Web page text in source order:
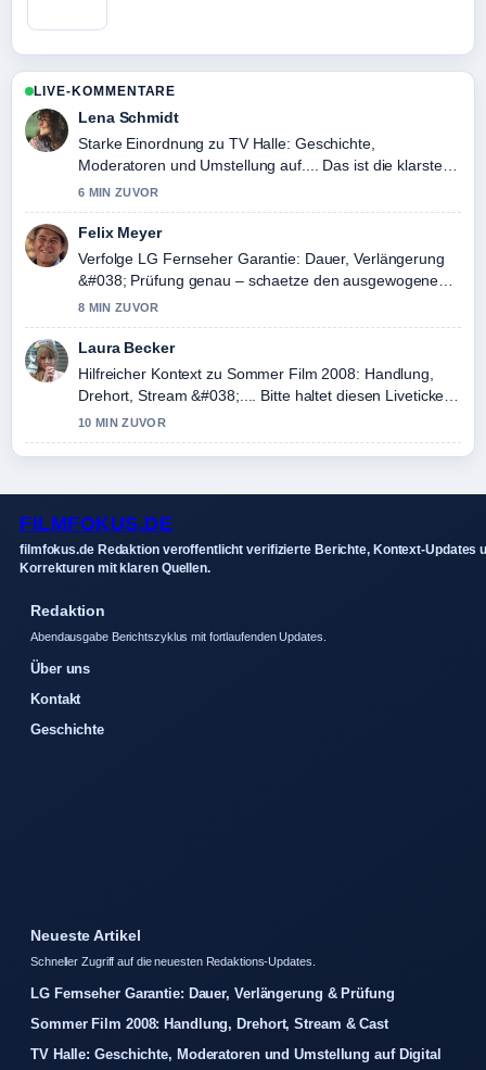
LIVE-KOMMENTARE
Lena Schmidt
Starke Einordnung zu TV Halle: Geschichte,
Moderatoren und Umstellung auf.... Das ist die klarste
Zusammenfassung, die ich heute gesehen habe.
6 MIN ZUVOR
Felix Meyer
Verfolge LG Fernseher Garantie: Dauer, Verlängerung
&#038; Prüfung genau – schaetze den ausgewogenen
Ton hier.
8 MIN ZUVOR
Laura Becker
Hilfreicher Kontext zu Sommer Film 2008: Handlung,
Drehort, Stream &#038;.... Bitte haltet diesen Liveticker
aktuell.
10 MIN ZUVOR
FILMFOKUS.DE
filmfokus.de Redaktion veroffentlicht verifizierte Berichte, Kontext-Updates
Korrekturen mit klaren Quellen.
Redaktion
Abendausgabe Berichtszyklus mit fortlaufenden Updates.
Über uns
Kontakt
Geschichte
Neueste Artikel
Schneller Zugriff auf die neuesten Redaktions-Updates.
LG Fernseher Garantie: Dauer, Verlängerung & Prüfung
Sommer Film 2008: Handlung, Drehort, Stream & Cast
TV Halle: Geschichte, Moderatoren und Umstellung auf Digital